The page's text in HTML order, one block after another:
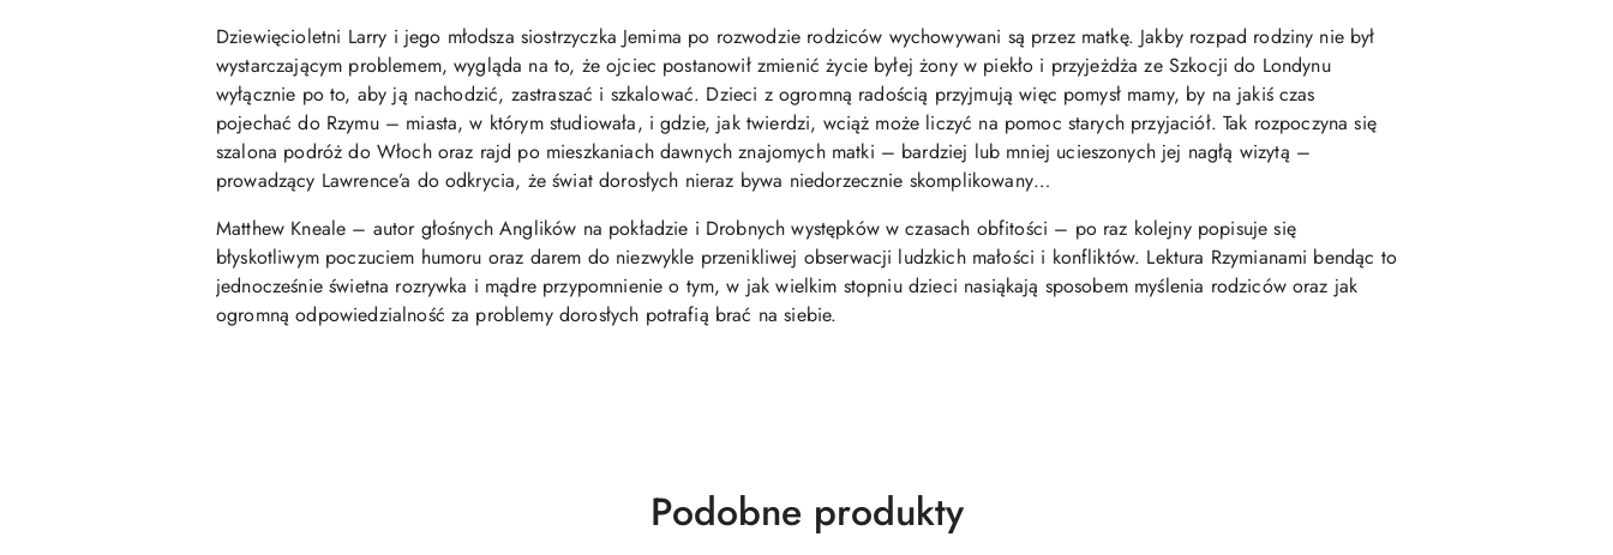
Dziewięcioletni Larry i jego młodsza siostrzyczka Jemima po rozwodzie rodziców wychowywani są przez matkę. Jakby rozpad rodziny nie był
wystarczającym problemem, wygląda na to, że ojciec postanowił zmienić życie byłej żony w piekło i przyjeżdża ze Szkocji do Londynu
wyłącznie po to, aby ją nachodzić, zastraszać i szkalować. Dzieci z ogromną radością przyjmują więc pomysł mamy, by na jakiś czas
pojechać do Rzymu – miasta, w którym studiowała, i gdzie, jak twierdzi, wciąż może liczyć na pomoc starych przyjaciół. Tak rozpoczyna się
szalona podróż do Włoch oraz rajd po mieszkaniach dawnych znajomych matki – bardziej lub mniej ucieszonych jej nagłą wizytą –
prowadzący Lawrence’a do odkrycia, że świat dorosłych nieraz bywa niedorzecznie skomplikowany…
Matthew Kneale – autor głośnych Anglików na pokładzie i Drobnych występków w czasach obfitości – po raz kolejny popisuje się
błyskotliwym poczuciem humoru oraz darem do niezwykle przenikliwej obserwacji ludzkich małości i konfliktów. Lektura Rzymianami bendąc to
jednocześnie świetna rozrywka i mądre przypomnienie o tym, w jak wielkim stopniu dzieci nasiąkają sposobem myślenia rodziców oraz jak
ogromną odpowiedzialność za problemy dorosłych potrafią brać na siebie.
Produkty
Podobne produkty